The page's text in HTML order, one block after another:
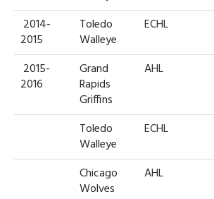
2014-
2015
Toledo
Walleye
ECHL
2015-
2016
Grand
Rapids
Griffins
AHL
Toledo
Walleye
ECHL
Chicago
Wolves
AHL